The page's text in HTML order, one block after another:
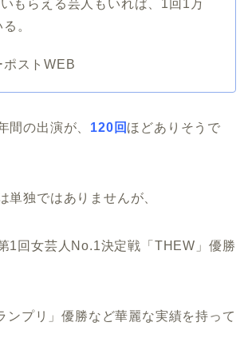
もらえる芸人もいれば、1回1万
。
ポストWEB
間の出演が、 120回 ほどありそうで
単独ではありませんが、
1回女芸人No.1決定戦「THEW」優勝
ンプリ」優勝など華麗な実績を持って